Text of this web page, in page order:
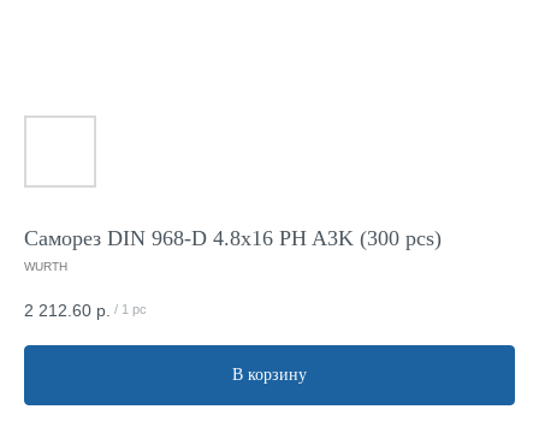
Саморез DIN 968-D 4.8x16 PH A3K (300 pcs)
WURTH
2 212.60 р. / 1 pc
В корзину